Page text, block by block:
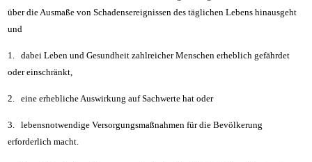
über die Ausmaße von Schadensereignissen des täglichen Lebens hinausgeht
und
1. dabei Leben und Gesundheit zahlreicher Menschen erheblich gefährdet
oder einschränkt,
2. eine erhebliche Auswirkung auf Sachwerte hat oder
3. lebensnotwendige Versorgungsmaßnahmen für die Bevölkerung
erforderlich macht.